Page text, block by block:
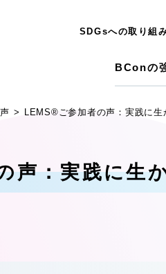
SDGsへの取り組
BConの
LEMS®ご参加者の声：実践に
声：実践に生